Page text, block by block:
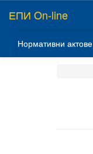
ЕПИ On-line
Нормативни актове